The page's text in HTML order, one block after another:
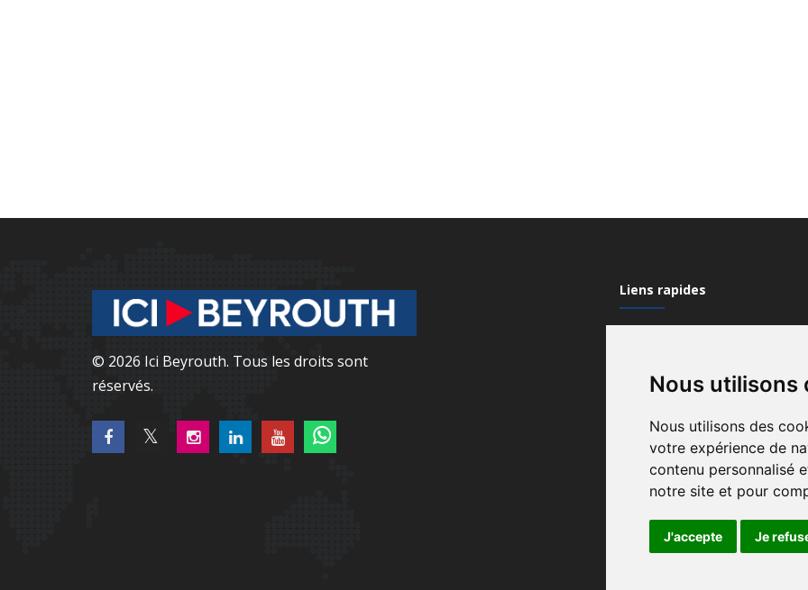
Nous utilisons
Nous utilisons des
votre expérience de
contenu personnalisé
notre site et pour
J'accepte Je
© 2026 Ici Beyrouth. Tous les droits sont
réservés.
Liens rapides
Contactez-nous
Recrutement
Gérez vos cookies
Conditions générales